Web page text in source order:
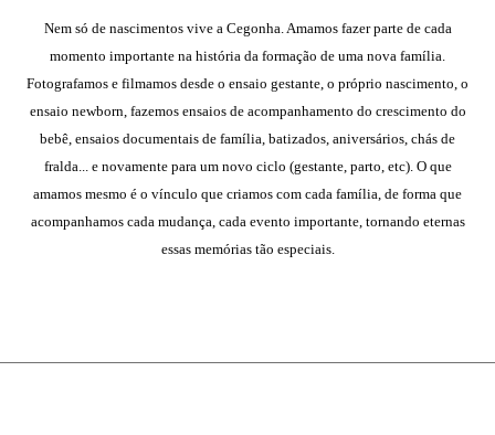
Nem só de nascimentos vive a Cegonha. Amamos fazer parte de cada
momento importante na história da formação de uma nova família.
Fotografamos e filmamos desde o ensaio gestante, o próprio nascimento, o
ensaio newborn, fazemos ensaios de acompanhamento do crescimento do
bebê, ensaios documentais de família, batizados, aniversários, chás de
fralda... e novamente para um novo ciclo (gestante, parto, etc). O que
amamos mesmo é o vínculo que criamos com cada família, de forma que
acompanhamos cada mudança, cada evento importante, tornando eternas
essas memórias tão especiais.